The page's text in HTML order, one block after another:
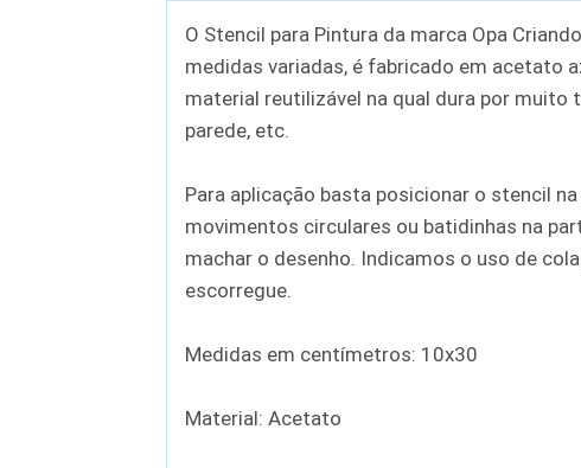
O Stencil para Pintura da marca Opa
medidas variadas, é fabricado em acetato
material reutilizável na qual dura por muito
parede, etc.
Para aplicação basta posicionar o stencil
movimentos circulares ou batidinhas na
machar o desenho. Indicamos o uso de
escorregue.
Medidas em centímetros: 10x30
Material: Acetato